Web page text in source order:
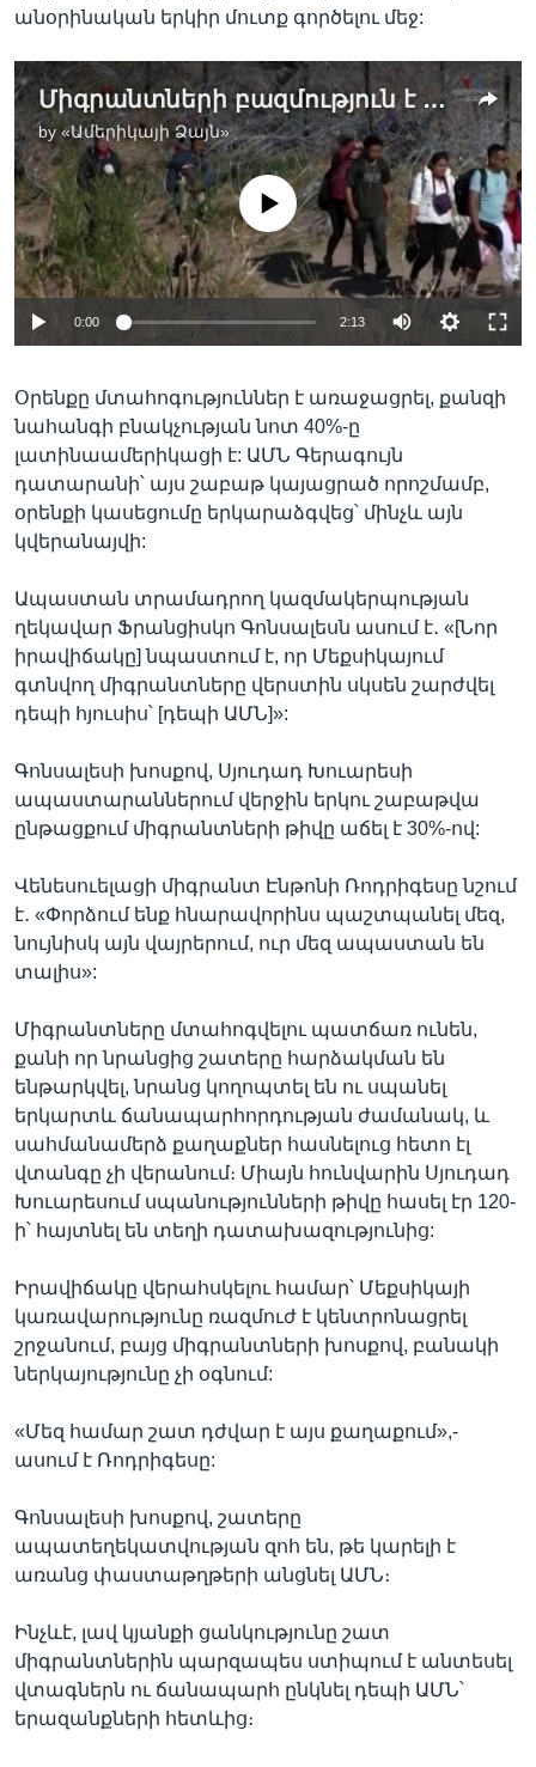
անօրինական երկիր մուտք գործելու մեջ:
Միգրանտների բազմություն է կուտակվել ԱՄՆ-ին սահմանակից մեքսիկական Սյուդադ Խուարես քաղաքում
by «Ամերիկայի Ձայն»
No media source currently available
0:00 2:13
Օրենքը մտահոգություններ է առաջացրել, քանզի
նահանգի բնակչության նոտ 40%-ը
լատինաամերիկացի է: ԱՄՆ Գերագույն
դատարանի՝ այս շաբաթ կայացրած որոշմամբ,
օրենքի կասեցումը երկարաձգվեց՝ մինչև այն
կվերանայվի:
Ապաստան տրամադրող կազմակերպության
ղեկավար Ֆրանցիսկո Գոնսալեսն ասում է․ «[Նոր
իրավիճակը] նպաստում է, որ Մեքսիկայում
գտնվող միգրանտները վերստին սկսեն շարժվել
դեպի հյուսիս՝ [դեպի ԱՄՆ]»:
Գոնսալեսի խոսքով, Սյուդադ Խուարեսի
ապաստարաններում վերջին երկու շաբաթվա
ընթացքում միգրանտների թիվը աճել է 30%-ով:
Վենեսուելացի միգրանտ Էնթոնի Ռոդրիգեսը նշում
է․ «Փորձում ենք հնարավորինս պաշտպանել մեզ,
նույնիսկ այն վայրերում, ուր մեզ ապաստան են
տալիս»:
Միգրանտները մտահոգվելու պատճառ ունեն,
քանի որ նրանցից շատերը հարձակման են
ենթարկվել, նրանց կողոպտել են ու սպանել
երկարտև ճանապարհորդության ժամանակ, և
սահմանամերձ քաղաքներ հասնելուց հետո էլ
վտանգը չի վերանում։ Միայն հունվարին Սյուդադ
Խուարեսում սպանությունների թիվը հասել էր 120-
ի՝ հայտնել են տեղի դատախազությունից:
Իրավիճակը վերահսկելու համար՝ Մեքսիկայի
կառավարությունը ռազմուժ է կենտրոնացրել
շրջանում, բայց միգրանտների խոսքով, բանակի
ներկայությունը չի օգնում:
«Մեզ համար շատ դժվար է այս քաղաքում»,-
ասում է Ռոդրիգեսը:
Գոնսալեսի խոսքով, շատերը
ապատեղեկատվության զոհ են, թե կարելի է
առանց փաստաթղթերի անցնել ԱՄՆ։
Ինչևէ, լավ կյանքի ցանկությունը շատ
միգրանտներին պարզապես ստիպում է անտեսել
վտագներն ու ճանապարհ ընկնել դեպի ԱՄՆ՝
երազանքների հետևից։